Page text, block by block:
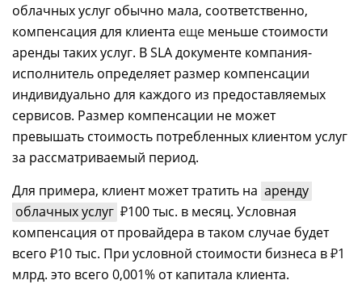
облачных услуг обычно мала, соответственно,
компенсация для клиента еще меньше стоимости
аренды таких услуг. В SLA документе компания-
исполнитель определяет размер компенсации
индивидуально для каждого из предоставляемых
сервисов. Размер компенсации не может
превышать стоимость потребленных клиентом услуг
за рассматриваемый период.
Для примера, клиент может тратить на аренду
облачных услуг ₽100 тыс. в месяц. Условная
компенсация от провайдера в таком случае будет
всего ₽10 тыс. При условной стоимости бизнеса в₽1
млрд. это всего 0,001% от капитала клиента.